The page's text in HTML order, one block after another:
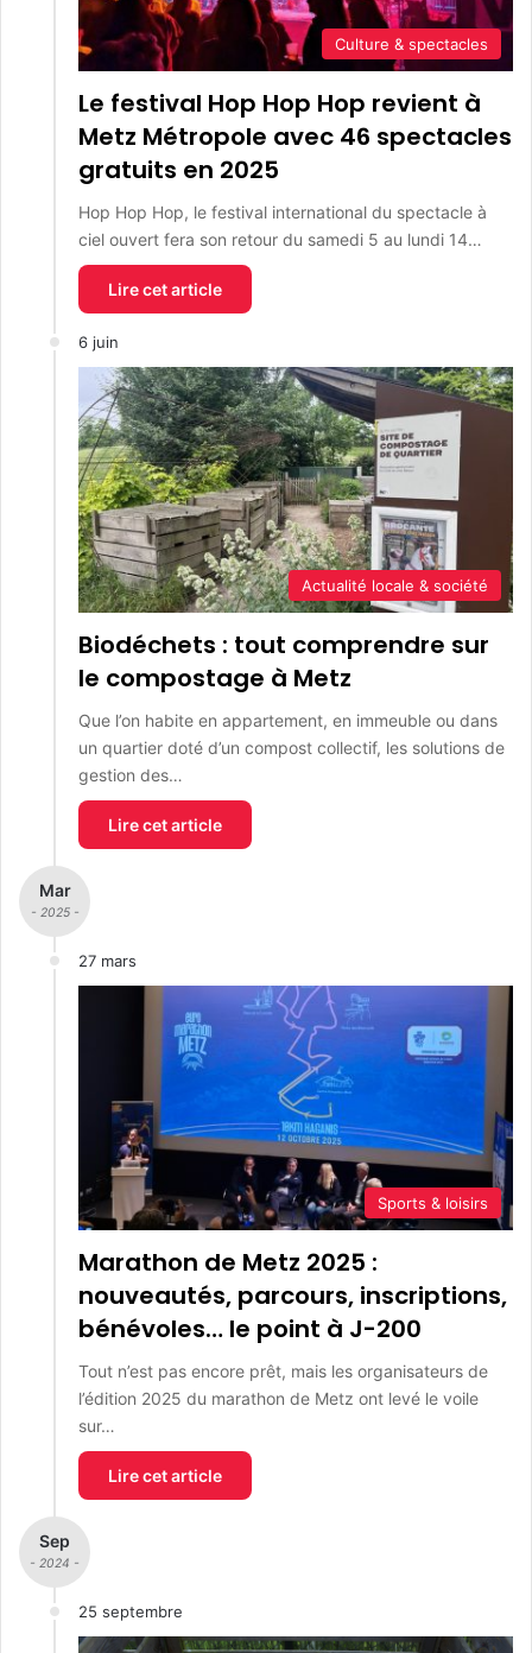
Culture & spectacles
Le festival Hop Hop Hop revient à
Metz Métropole avec 46 spectacles
gratuits en 2025
Hop Hop Hop, le festival international du spectacle à
ciel ouvert fera son retour du samedi 5 au lundi 14…
Lire cet article
6 juin
Actualité locale & société
Biodéchets : tout comprendre sur
le compostage à Metz
Que l’on habite en appartement, en immeuble ou dans
un quartier doté d’un compost collectif, les solutions de
gestion des…
Lire cet article
Mar
- 2025 -
27 mars
Sports & loisirs
Marathon de Metz 2025 :
nouveautés, parcours, inscriptions,
bénévoles… le point à J-200
Tout n’est pas encore prêt, mais les organisateurs de
l’édition 2025 du marathon de Metz ont levé le voile
sur…
Lire cet article
Sep
- 2024 -
25 septembre